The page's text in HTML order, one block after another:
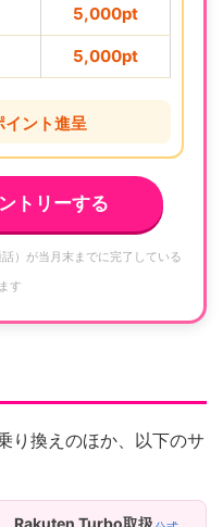
5,000pt
5,000pt
イント進呈
トリーする
）が当月末までに完了している
す
り換えのほか、以下のサ